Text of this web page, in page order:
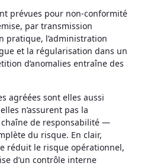
prévues pour non-conformité
par transmission
pratique, l’administration
et la régularisation dans un
d’anomalies entraîne des
agréées sont elles aussi
n’assurent pas la
de responsabilité —
du risque. En clair,
réduit le risque opérationnel,
d’un contrôle interne